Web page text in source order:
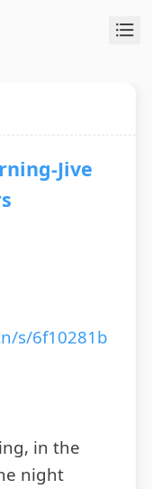
Jive
s/6f10281b
in the
night